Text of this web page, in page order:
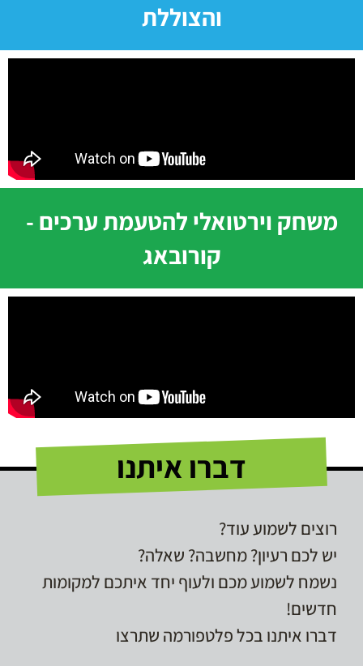
והצוללת
משחק וירטואלי להטעמת ערכים -
קורובאג
דברו איתנו
רוצים לשמוע עוד?
יש לכם רעיון? מחשבה? שאלה?
נשמח לשמוע מכם ולעוף יחד איתכם למקומות
חדשים!
דברו איתנו בכל פלטפורמה שתרצו